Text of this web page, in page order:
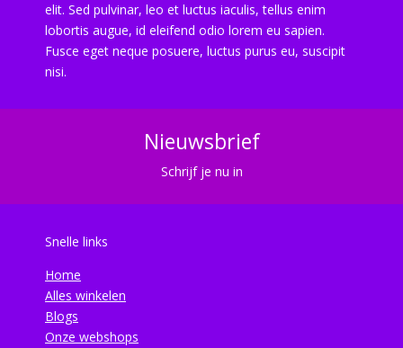
elit. Sed pulvinar, leo et luctus iaculis, tellus enim
lobortis augue, id eleifend odio lorem eu sapien.
Fusce eget neque posuere, luctus purus eu, suscipit
nisi.
Nieuwsbrief
Schrijf je nu in
Snelle links
Home
Alles winkelen
Blogs
Onze webshops